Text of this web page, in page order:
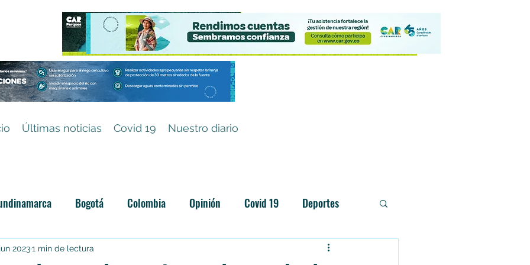
Últimas noticias Covid 19 Nuestro diario
Bogotá Colombia Opinión Covid 19 Deportes
sin título
20231 min de lectura